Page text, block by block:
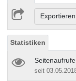
Statistiken
seit